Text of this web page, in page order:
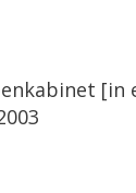
[in